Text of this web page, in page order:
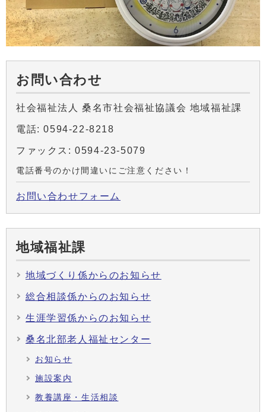
お問い合わせ
社会福祉法人 桑名市社会福祉協議会 地域福祉課
電話: 0594-22-8218
ファックス: 0594-23-5079
電話番号のかけ間違いにご注意ください！
お問い合わせフォーム
地域福祉課
地域づくり係からのお知らせ
総合相談係からのお知らせ
生涯学習係からのお知らせ
桑名北部老人福祉センター
お知らせ
施設案内
教養講座・生活相談